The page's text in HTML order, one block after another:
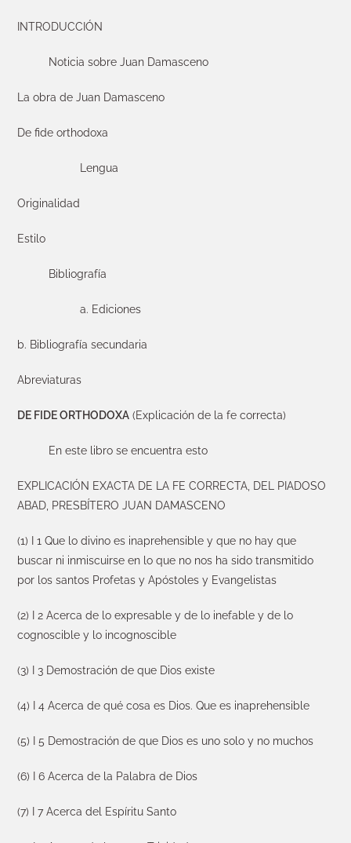
INTRODUCCIÓN
Noticia sobre Juan Damasceno
La obra de Juan Damasceno
De fide orthodoxa
Lengua
Originalidad
Estilo
Bibliografía
a. Ediciones
b. Bibliografía secundaria
Abreviaturas
DE FIDE ORTHODOXA (Explicación de la fe correcta)
En este libro se encuentra esto
EXPLICACIÓN EXACTA DE LA FE CORRECTA, DEL PIADOSO
ABAD, PRESBÍTERO JUAN DAMASCENO
(1) I 1 Que lo divino es inaprehensible y que no hay que
buscar ni inmiscuirse en lo que no nos ha sido transmitido
por los santos Profetas y Apóstoles y Evangelistas
(2) I 2 Acerca de lo expresable y de lo inefable y de lo
cognoscible y lo incognoscible
(3) I 3 Demostración de que Dios existe
(4) I 4 Acerca de qué cosa es Dios. Que es inaprehensible
(5) I 5 Demostración de que Dios es uno solo y no muchos
(6) I 6 Acerca de la Palabra de Dios
(7) I 7 Acerca del Espíritu Santo